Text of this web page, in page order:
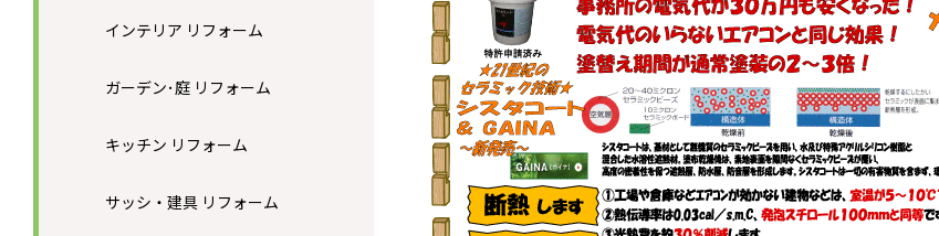
インテリア リフォーム
ガーデン･庭 リフォーム
キッチン リフォーム
サッシ・建具 リフォーム